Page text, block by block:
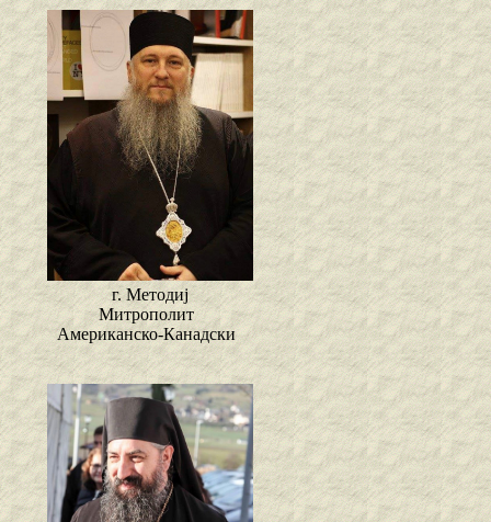
г. Методиј
Митрополит
Американско-Канадски